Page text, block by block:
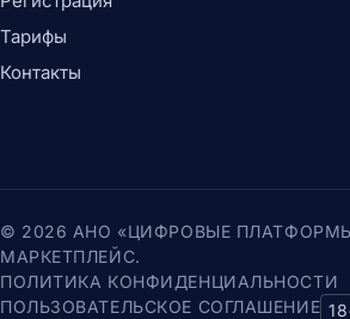
Тарифы
Контакты
© 2026 АНО «ЦИФРОВЫЕ
МАРКЕТПЛЕЙС.
ПОЛИТИКА КОНФИДЕНЦИАЛЬНОСТИ
ПОЛЬЗОВАТЕЛЬСКОЕ СОГЛАШЕНИЕ